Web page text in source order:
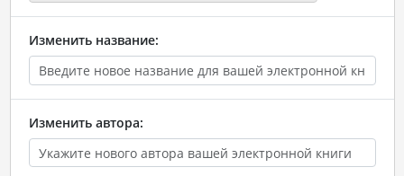
Изменить название:
Изменить автора: